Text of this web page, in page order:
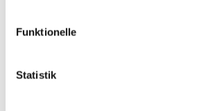
Funktionelle
Statistik